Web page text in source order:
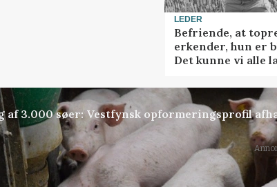
LEDER
Befriende, at
erkender, hun er
Det kunne vi alle
af 3.000 søer: Vestfynsk opformeringsprofil